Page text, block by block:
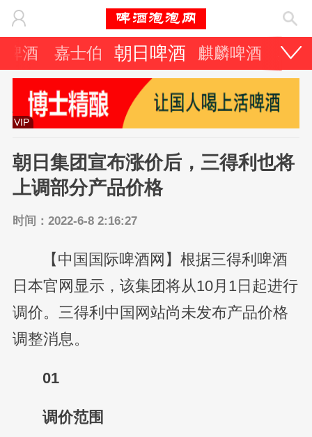
啤酒 嘉士伯 朝日啤酒 麒麟啤酒 其
VIP
朝日集团宣布涨价后，三得利也将
上调部分产品价格
时间：2022-6-8 2:16:27
【中国国际啤酒网】根据三得利啤酒
日本官网显示，该集团将从10月1日起进行
调价。三得利中国网站尚未发布产品价格
调整消息。
01
调价范围